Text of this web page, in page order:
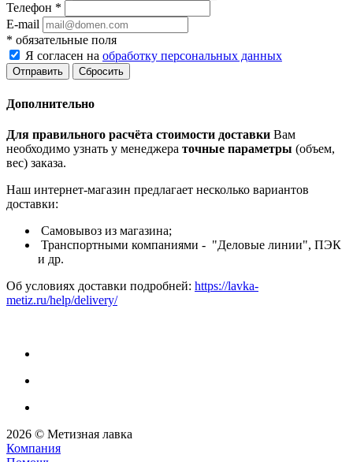
Телефон *
E-mail
* обязательные поля
Я согласен на обработку персональных данных
Сбросить
Дополнительно
Для правильного расчёта стоимости доставки Вам
необходимо узнать у менеджера точные параметры (объем,
вес) заказа.
Наш интернет-магазин предлагает несколько вариантов
доставки:
Самовывоз из магазина;
Транспортными компаниями - "Деловые линии", ПЭК
и др.
Об условиях доставки подробней: https://lavka-
metiz.ru/help/delivery/
2026 © Метизная лавка
Компания